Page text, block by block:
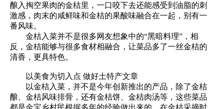
酿入掏空果肉的金桔里，一口咬下去还能感受到油脂的刺
激感，肉末的咸鲜味和金桔的果酸味融合在一起，别有一
番风味。
金桔入菜并不是很多网友想象中的“黑暗料理”，相
反，金桔能够与很多食材相融合，让菜品多了一丝金桔的
清香，更具特色。
以美食为切入点 做好土特产文章
以金桔入菜，并不是今年创新推出的产品，除了金桔
酿、金桔风味排骨，还有金桔饼、金桔肉汤等，这些菜品
都是金宝乡村民根据多年的经验做出来的。在金桔采摘时